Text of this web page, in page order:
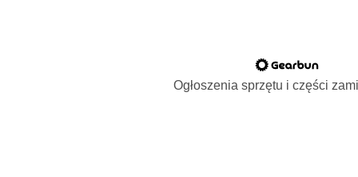
Ogłoszenia sprzętu i części